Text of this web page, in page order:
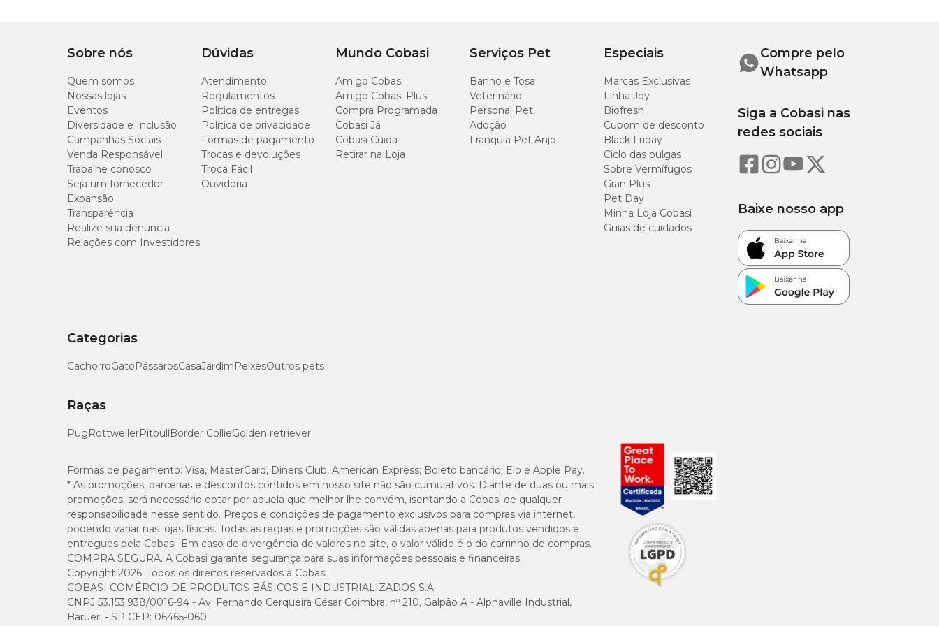
Importante:
Use a varinha para brincar com o gato em um ambiente seguro e sem objetos que possam causar acidentes. Supervisione sempre durante o uso e, ao notar
sinais de desgaste, substitua o produto para garantir a segurança do seu pet.
Medidas aproximadas
Comprimento Altura
Você encontra o
Sobre nós
Quem somos
Nossas lojas
Eventos
Diversidade e Inclusão
Campanhas Sociais
Venda Responsável
Trabalhe conosco
Seja um fornecedor
Expansão
Transparência
Realize sua denúncia
Relações com Investidores
Dúvidas
Atendimento
Regulamentos
Política de entregas
Política de privacidade
Formas de pagamento
Trocas e devoluções
Troca Fácil
Ouvidoria
Mundo Cobasi
Amigo Cobasi
Amigo Cobasi Plus
Compra Programada
Cobasi Já
Cobasi Cuida
Retirar na Loja
Serviços Pet
Banho e Tosa
Veterinário
Personal Pet
Adoção
Franquia Pet Anjo
Especiais
Marcas Exclusivas
Linha Joy
Biofresh
Cupom de desconto
Black Friday
Ciclo das pulgas
Sobre Vermífugos
Gran Plus
Pet Day
Minha Loja Cobasi
Guias de cuidados
Categorias
CachorroGatoPássarosCasaJardimPeixesOutros pets
Raças
PugRottweilerPitbullBorder CollieGolden retriever
Compre pelo
Whatsapp
Siga a Cobasi nas
redes sociais
Baixe nosso app
Formas de pagamento: Visa, MasterCard, Diners Club, American Express; Boleto bancário; Elo e Apple Pay.
* As promoções, parcerias e descontos contidos em nosso site não são cumulativos. Diante de duas ou mais
promoções, será necessário optar por aquela que melhor lhe convém, isentando a Cobasi de qualquer
responsabilidade nesse sentido. Preços e condições de pagamento exclusivos para compras via internet,
podendo variar nas lojas físicas. Todas as regras e promoções são válidas apenas para produtos vendidos e
entregues pela Cobasi. Em caso de divergência de valores no site, o valor válido é o do carrinho de compras.
COMPRA SEGURA. A Cobasi garante segurança para suas informações pessoais e financeiras.
Copyright 2026. Todos os direitos reservados à Cobasi.
COBASI COMÉRCIO DE PRODUTOS BÁSICOS E INDUSTRIALIZADOS S.A.
CNPJ 53.153.938/0016-94 - Av. Fernando Cerqueira César Coimbra, nº 210, Galpão A - Alphaville Industrial,
Barueri - SP CEP: 06465-060